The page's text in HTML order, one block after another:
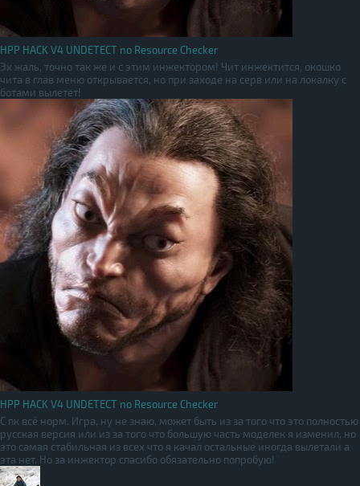
HPP HACK V4 UNDETECT no Resource Checker
Эх жаль, точно так же и с этим инжектором! Чит инжектится, окошко
чита в глав меню открывается, но при заходе на серв или на локалку с
ботами вылетет!
HPP HACK V4 UNDETECT no Resource Checker
С пк всё норм. Игра, ну не знаю, может быть из за того что это полностью
русская версия или из за того что большую часть моделек я изменил, но
это самая стабильная из всех что я качал остальные иногда вылетали а
эта нет. Но за инжектор спасибо обязательно попробую!